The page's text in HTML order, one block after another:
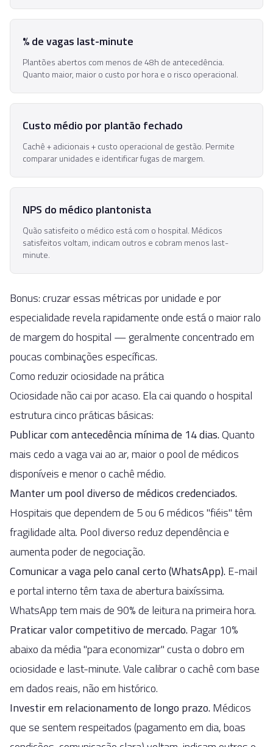
% de vagas last-minute
Plantões abertos com menos de 48h de antecedência.
Quanto maior, maior o custo por hora e o risco operacional.
Custo médio por plantão fechado
Cachê + adicionais + custo operacional de gestão. Permite
comparar unidades e identificar fugas de margem.
NPS do médico plantonista
Quão satisfeito o médico está com o hospital. Médicos
satisfeitos voltam, indicam outros e cobram menos last-
minute.
Bonus: cruzar essas métricas por unidade e por
especialidade revela rapidamente onde está o maior ralo
de margem do hospital — geralmente concentrado em
poucas combinações específicas.
Como reduzir ociosidade na prática
Ociosidade não cai por acaso. Ela cai quando o hospital
estrutura cinco práticas básicas:
Publicar com antecedência mínima de 14 dias.Quanto
mais cedo a vaga vai ao ar, maior o pool de médicos
disponíveis e menor o cachê médio.
Manter um pool diverso de médicos credenciados.
Hospitais que dependem de 5 ou 6 médicos "fiéis" têm
fragilidade alta. Pool diverso reduz dependência e
aumenta poder de negociação.
Comunicar a vaga pelo canal certo (WhatsApp).E-mail
e portal interno têm taxa de abertura baixíssima.
WhatsApp tem mais de 90% de leitura na primeira hora.
Praticar valor competitivo de mercado.Pagar 10%
abaixo da média "para economizar" custa o dobro em
ociosidade e last-minute. Vale calibrar o cachê com base
em dados reais, não em histórico.
Investir em relacionamento de longo prazo.Médicos
que se sentem respeitados (pagamento em dia, boas